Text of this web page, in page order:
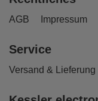
AGB Impressum
Service
Versand & Lieferung